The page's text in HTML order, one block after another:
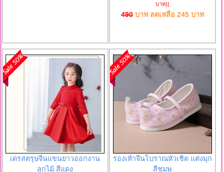
บาท)]
490บาท ลดเหลือ 245บาท
เดรสตรุษจีนแขนยาวออกงาน
ลูกไม้ สีแดง
รองเท้าจีนโบราณหัวเชิด แต่งมุก
สีชมพู